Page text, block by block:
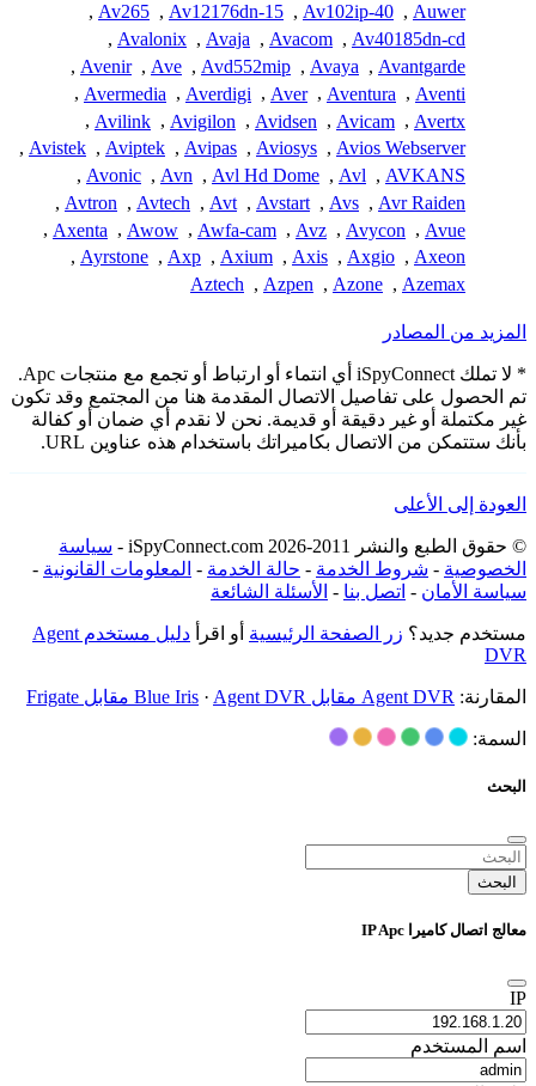
Auwer
,
Av102ip-40
,
Av12176dn-15
,
Av265
,
Av40185dn-cd
,
Avacom
,
Avaja
,
Avalonix
,
Avantgarde
,
Avaya
,
Avd552mip
,
Ave
,
Avenir
,
Aventi
,
Aventura
,
Aver
,
Averdigi
,
Avermedia
,
Avertx
,
Avicam
,
Avidsen
,
Avigilon
,
Avilink
,
Avios Webserver
,
Aviosys
,
Avipas
,
Aviptek
,
Avistek
,
AVKANS
,
Avl
,
Avl Hd Dome
,
Avn
,
Avonic
,
Avr Raiden
,
Avs
,
Avstart
,
Avt
,
Avtech
,
Avtron
,
Avue
,
Avycon
,
Avz
,
Awfa-cam
,
Awow
,
Axenta
,
Axeon
,
Axgio
,
Axis
,
Axium
,
Axp
,
Ayrstone
,
Azemax
,
Azone
,
Azpen
,
Aztech
المزيد من المصادر
* لا تملك iSpyConnect أي انتماء أو ارتباط أو تجمع مع منتجات Apc.
تم الحصول على تفاصيل الاتصال المقدمة هنا من المجتمع وقد تكون
غير مكتملة أو غير دقيقة أو قديمة. نحن لا نقدم أي ضمان أو كفالة
بأنك ستتمكن من الاتصال بكاميراتك باستخدام هذه عناوين URL.
العودة إلى الأعلى
© حقوق الطبع والنشر 2011-2026 iSpyConnect.com -
سياسة
الخصوصية - شروط الخدمة - حالة الخدمة - المعلومات القانونية -
سياسة الأمان - اتصل بنا - الأسئلة الشائعة
مستخدم جديد؟ زر الصفحة الرئيسية أو اقرأ
دليل مستخدم Agent
DVR
المقارنة: Agent DVR مقابل Blue Iris · Agent DVR مقابل Frigate
السمة:
البحث
البحث
معالج اتصال كاميرا IP Apc
IP
اسم المستخدم